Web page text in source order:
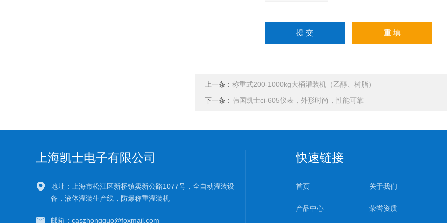
上一条： 称重式200-1000kg大桶灌装机（乙醇、树脂）
下一条： 韩国凯士ci-605仪表，外形时尚，性能可靠
上海凯士电子有限公司
地址：上海市松江区新桥镇卖新公路1077号，全自动灌装设
备，液体灌装生产线，防爆称重灌装机
邮箱：caszhongguo@foxmail.com
快速链接
首页 关于我们
产品中心 荣誉资质